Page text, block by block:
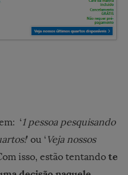
‘1 pessoa pesquisando
’ ou ‘ Veja nossos
isso, estão tentando te